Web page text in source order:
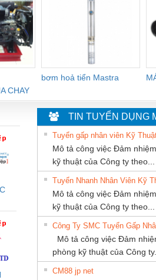
CHAY
bơm hoả tiển Mastra
Rơ Le An Toàn
Phoenix Contact
2986960 – PSR-
SCP-
24DC/FSP/2X1/1X2
Bộ giám sát
tấm pin
TRANSCLINIC
1K5 L
Tan Dong Cang
company LTD
CÔNG TY
MEKONG
SUPPLY
CÔNG TY TNHH
TIN TUYỂN DỤNG
Mô tả công việc Đảm
kỹ thuật của Công ty theo...
Tuyển Nhanh Nhân Viên Kỹ
Mô tả công việc Đảm
kỹ thuật của Công ty theo...
Mô tả công việc Đảm
phòng kỹ thuật của Công ty...
CM88 jp net